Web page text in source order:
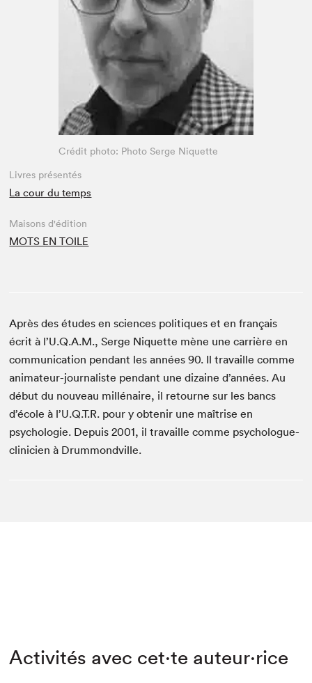
Espace médias
Crédit photo: Photo Serge Niquette
Livres présentés
La cour du temps
Maisons d'édition
MOTS EN TOILE
Après des études en sciences politiques et en français
écrit à l’U.Q.A.M., Serge Niquette mène une carrière en
communication pendant les années 90. Il travaille comme
animateur-journaliste pendant une dizaine d’années. Au
début du nouveau millénaire, il retourne sur les bancs
d’école à l’U.Q.T.R. pour y obtenir une maîtrise en
psychologie. Depuis 2001, il travaille comme psychologue-
clinicien à Drummondville.
Activités avec cet·te auteur·rice